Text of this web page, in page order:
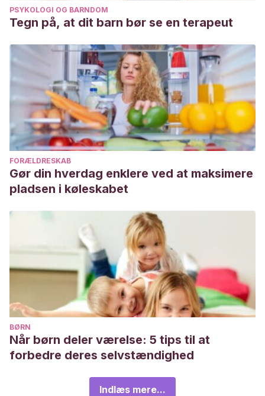
PSYKOLOGI OG BARNDOM
Tegn på, at dit barn bør se en terapeut
FORÆLDRESKAB
Gør din hverdag enklere ved at maksimere
pladsen i køleskabet
BØRN
Når børn deler værelse: 5 tips til at
forbedre deres selvstændighed
Indlæs mere...